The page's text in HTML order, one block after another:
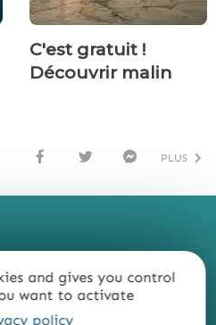
and gives you control
want to activate
policy
C'est gratuit !
Découvrir malin
BOO
TTER
ENG
PLUS